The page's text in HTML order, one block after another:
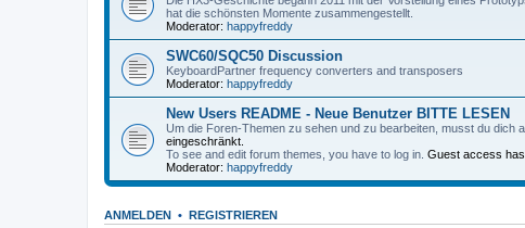
hat die schönsten Momente zusammengestellt.
Moderator: happyfreddy
SWC60/SQC50 Discussion
KeyboardPartner frequency converters and transposers
Moderator: happyfreddy
New Users README - Neue Benutzer BITTE LESEN
Um die Foren-Themen zu sehen und zu bearbeiten, musst du dich
eingeschränkt.
To see and edit forum themes, you have to log in. Guest access
Moderator: happyfreddy
ANMELDEN • REGISTRIEREN